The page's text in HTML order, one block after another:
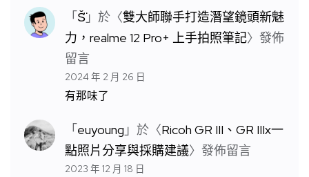
「S̆̈」於〈雙大師聯手打造潛望鏡頭新魅
力，realme 12 Pro+ 上手拍照筆記〉發佈
留言
2024 年 2 月 26 日
有那味了
「euyoung 」於〈Ricoh GR III、GR IIIx一
點照片分享與採購建議〉發佈留言
2023 年 12 月 18 日